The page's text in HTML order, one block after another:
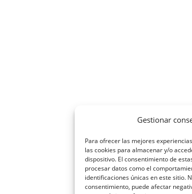
Gestionar
Para ofrecer las mejores
las cookies para almacenar y/o
dispositivo. El consentimiento de
procesar datos como el
identificaciones únicas en este sitio.
consentimiento, puede afectar